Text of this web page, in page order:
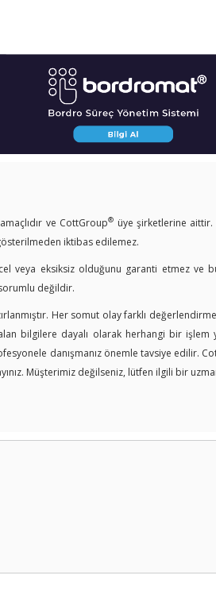
ve CottGroup® üye şirketlerine
iktibas edilemez.
veya eksiksiz olduğunu garanti etmez ve
değildir.
Her somut olay farklı
bilgilere dayalı olarak herhangi bir işlem
danışmanız önemle tavsiye edilir.
Müşterimiz değilseniz, lütfen ilgili bir